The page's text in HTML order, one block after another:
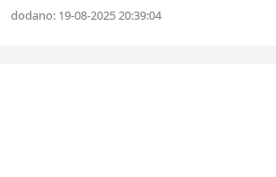
dodano: 19-08-2025 20:39:04